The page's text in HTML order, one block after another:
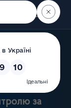
Пошук
за